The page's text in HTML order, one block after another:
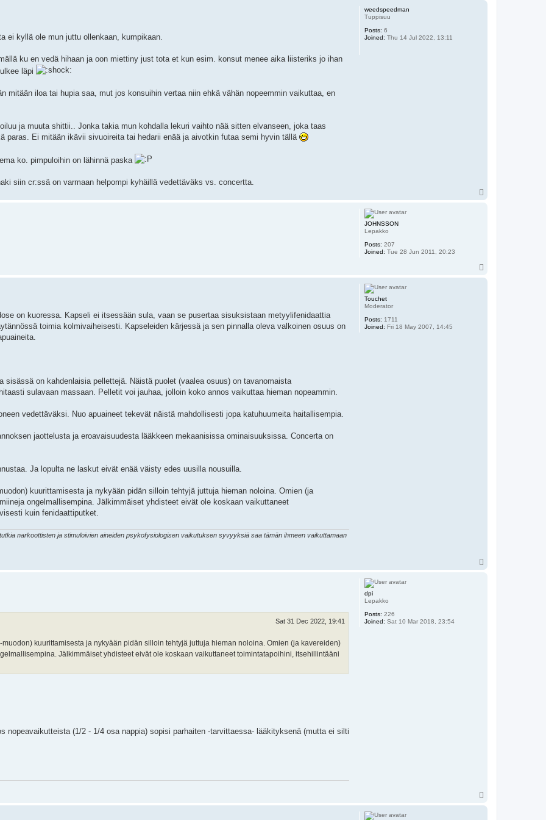
weedspeedman
Tuppisuu
Posts: 6
Joined: Thu 14 Jul 2022, 13:11
ei kyllä ole mun juttu ollenkaan, kumpikaan.
ku en vedä hihaan ja oon miettiny just tota et kun esim. konsut menee aika liisteriks jo ihan
läpi
mitään iloa tai hupia saa, mut jos konsuihin vertaa niin ehkä vähän nopeemmin vaikuttaa, en
ja muuta shittii.. Jonka takia mun kohdalla lekuri vaihto nää sitten elvanseen, joka taas
paras. Ei mitään ikävii sivuoireita tai hedarii enää ja aivotkin futaa semi hyvin tällä
ko. pimpuloihin on lähinnä paska
siin cr:ssä on varmaan helpompi kyhäillä vedettäväks vs. concertta.
JOHNSSON
Lepakko
Posts: 207
Joined: Tue 28 Jun 2011, 20:23
Touchet
Moderator
Posts: 1711
Joined: Fri 18 May 2007, 14:45
on kuoressa. Kapseli ei itsessään sula, vaan se pusertaa sisuksistaan metyylifenidaattia
toimia kolmivaiheisesti. Kapseleiden kärjessä ja sen pinnalla oleva valkoinen osuus on
on kahdenlaisia pellettejä. Näistä puolet (vaalea osuus) on tavanomaista
sulavaan massaan. Pelletit voi jauhaa, jolloin koko annos vaikuttaa hieman nopeammin.
vedettäväksi. Nuo apuaineet tekevät näistä mahdollisesti jopa katuhuumeita haitallisempia.
jaottelusta ja eroavaisuudesta lääkkeen mekaanisissa ominaisuuksissa. Concerta on
Ja lopulta ne laskut eivät enää väisty edes uusilla nousuilla.
kuurittamisesta ja nykyään pidän silloin tehtyjä juttuja hieman noloina. Omien (ja
ongelmallisempina. Jälkimmäiset yhdisteet eivät ole koskaan vaikuttaneet
kuin fenidaattiputket.
narkoottisten ja stimuloivien aineiden psykofysiologisen vaikutuksen syvyyksiä saa tämän ihmeen vaikuttamaan
dpi
Lepakko
Posts: 226
Joined: Sat 10 Mar 2018, 23:54
Sat 31 Dec 2022, 19:41
kuurittamisesta ja nykyään pidän silloin tehtyjä juttuja hieman noloina. Omien (ja kavereiden)
Jälkimmäiset yhdisteet eivät ole koskaan vaikuttaneet toimintatapoihini, itsehillintääni
nopeavaikutteista (1/2 - 1/4 osa nappia) sopisi parhaiten -tarvittaessa- lääkityksenä (mutta ei silti